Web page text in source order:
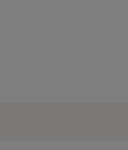
65 10